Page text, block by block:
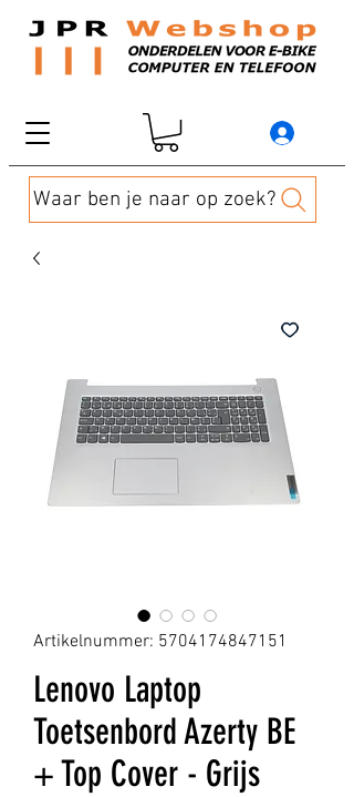
Waar ben je naar op zoek?
Artikelnummer: 5704174847151
Lenovo Laptop
Toetsenbord Azerty BE
+ Top Cover - Grijs